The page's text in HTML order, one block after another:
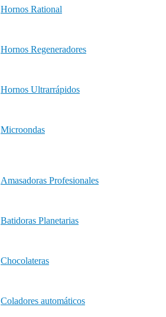
Hornos Rational
Hornos Regeneradores
Hornos Ultrarrápidos
Microondas
Amasadoras Profesionales
Batidoras Planetarias
Chocolateras
Coladores automáticos